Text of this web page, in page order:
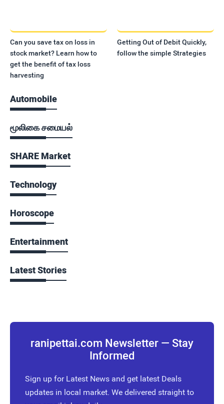
Can you save tax on loss in
stock market? Learn how to
get the benefit of tax loss
harvesting
Getting Out of Debit Quickly,
follow the simple Strategies
Automobile
மூலிகை சமையல்
SHARE Market
Technology
Horoscope
Entertainment
Latest Stories
ranipettai.com Newsletter — Stay
Informed
Sign up for Latest News and get latest Deals
updates in local market. We delivered straight to